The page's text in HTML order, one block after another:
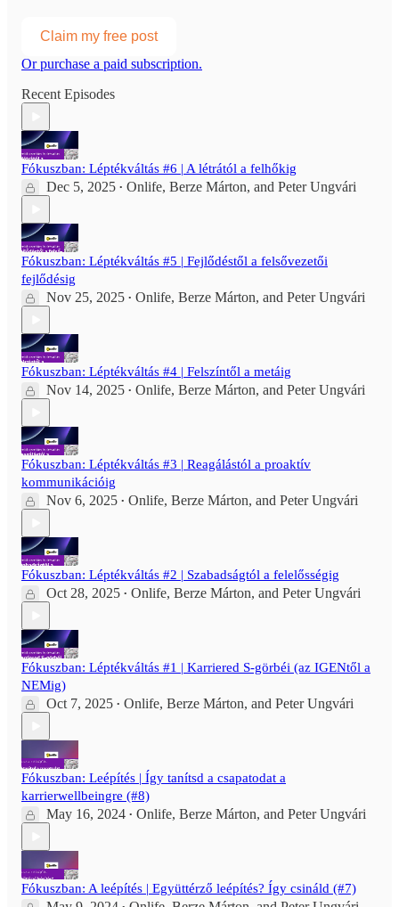
Claim my free post
Or purchase a paid subscription.
Recent Episodes
Fókuszban: Léptékváltás #6 | A létrától a felhőkig
Dec 5, 2025 • Onlife, Berze Márton, and Peter Ungvári
Fókuszban: Léptékváltás #5 | Fejlődéstől a felsővezetői
fejlődésig
Nov 25, 2025 • Onlife, Berze Márton, and Peter Ungvári
Fókuszban: Léptékváltás #4 | Felszíntől a metáig
Nov 14, 2025 • Onlife, Berze Márton, and Peter Ungvári
Fókuszban: Léptékváltás #3 | Reagálástól a proaktív
kommunikációig
Nov 6, 2025 • Onlife, Berze Márton, and Peter Ungvári
Fókuszban: Léptékváltás #2 | Szabadságtól a felelősségig
Oct 28, 2025 • Onlife, Berze Márton, and Peter Ungvári
Fókuszban: Léptékváltás #1 | Karriered S-görbéi (az IGENtől a
NEMig)
Oct 7, 2025 • Onlife, Berze Márton, and Peter Ungvári
Fókuszban: Leépítés | Így tanítsd a csapatodat a
karrierwellbeingre (#8)
May 16, 2024 • Onlife, Berze Márton, and Peter Ungvári
Fókuszban: A leépítés | Együttérző leépítés? Így csináld (#7)